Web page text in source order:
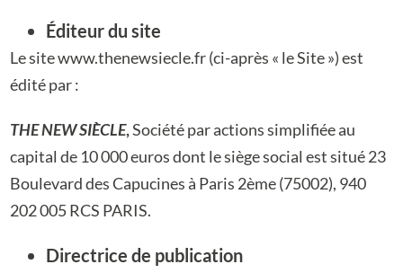
Éditeur du site
Le site www.thenewsiecle.fr (ci-après « le Site ») est
édité par :
THE NEW SIÈCLE,Société par actions simplifiée au
capital de 10 000 euros dont le siège social est situé 23
Boulevard des Capucines à Paris 2ème (75002), 940
202 005 RCS PARIS.
Directrice de publication